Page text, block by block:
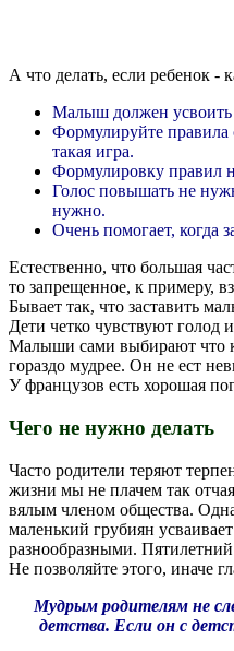
А что делать, если ребенок
Малыш должен
Формулируйте правила
такая игра.
Формулировку правил
Голос повышать не
нужно.
Очень помогает, когда
Естественно, что большая
то запрещенное, к примеру,
Бывает так, что заставить
Дети четко чувствуют голод
Малыши сами выбирают что
гораздо мудрее. Он не ест
У французов есть хорошая
Чего не нужно делать
Часто родители теряют
жизни мы не плачем так
вялым членом общества.
маленький грубиян
разнообразными.
Не позволяйте этого, иначе
Мудрым родителям не
детства. Если он с